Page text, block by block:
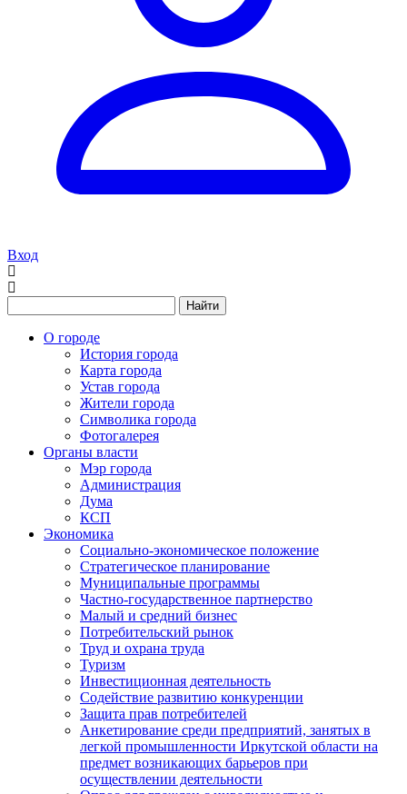
Вход
Найти
О городе
История города
Карта города
Устав города
Жители города
Символика города
Фотогалерея
Органы власти
Мэр города
Администрация
Дума
КСП
Экономика
Социально-экономическое положение
Стратегическое планирование
Муниципальные программы
Частно-государственное партнерство
Малый и средний бизнес
Потребительский рынок
Труд и охрана труда
Туризм
Инвестиционная деятельность
Содействие развитию конкуренции
Защита прав потребителей
Анкетирование среди предприятий, занятых в
легкой промышленности Иркутской области на
предмет возникающих барьеров при
осуществлении деятельности